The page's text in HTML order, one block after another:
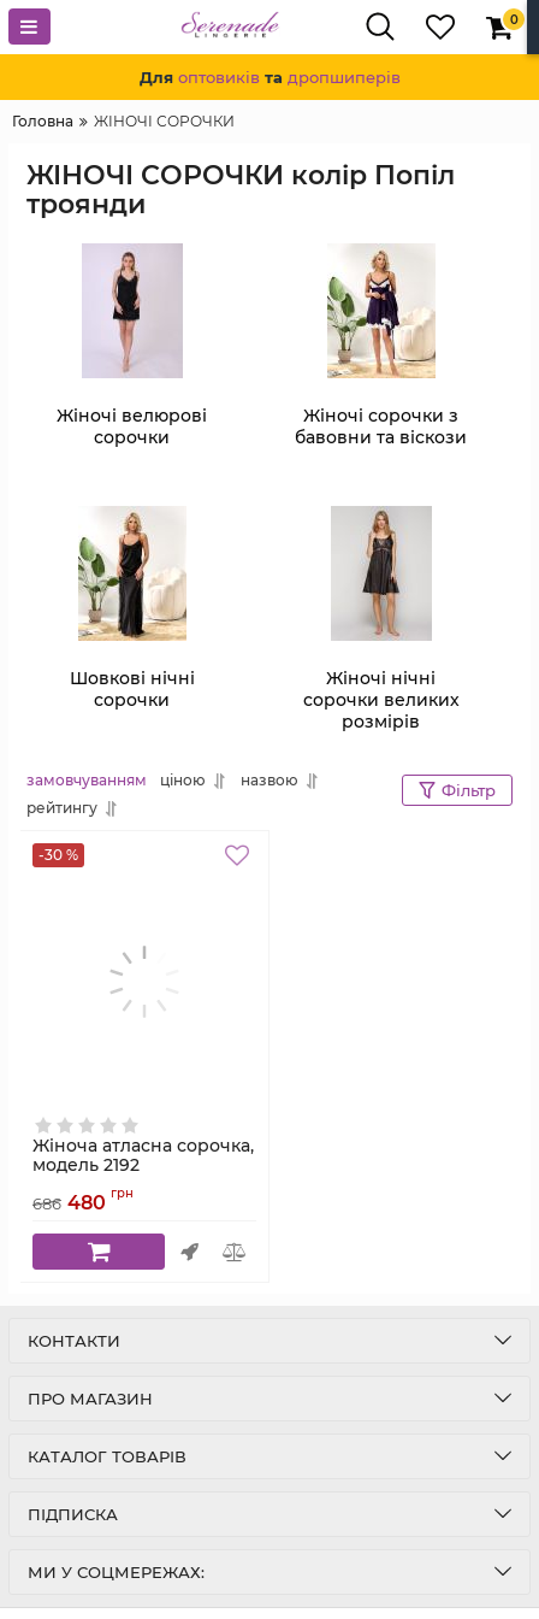
0
Для оптовиків та дропшиперів
Головна ЖІНОЧІ СОРОЧКИ
ЖІНОЧІ СОРОЧКИ колір Попіл
троянди
Жіночі велюрові
сорочки
Жіночі сорочки з
бавовни та віскози
Шовкові нічні
сорочки
Жіночі нічні
сорочки великих
розмірів
замовчуванням ціною
назвою
рейтингу
Фільтр
-30 %
Жіноча атласна сорочка,
модель 2192
2192
686 480 грн
КОНТАКТИ
ПРО МАГАЗИН
КАТАЛОГ ТОВАРІВ
ПІДПИСКА
МИ У СОЦМЕРЕЖАХ: